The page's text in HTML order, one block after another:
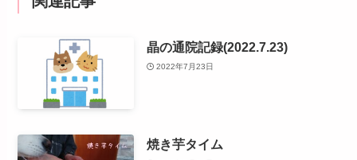
晶の通院記録(2022.7.23)
2022年7月23日
焼き芋タイム